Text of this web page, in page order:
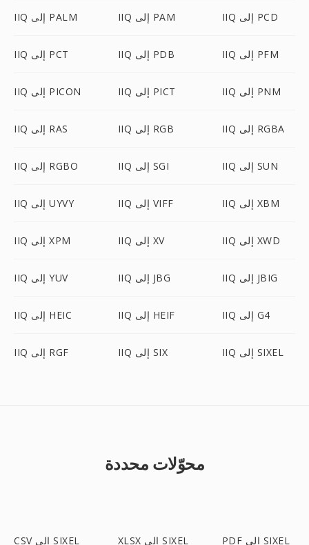
IIQ إلى PALM IIQ إلى PAM IIQ إلى PCD
IIQ إلى PCT IIQ إلى PDB IIQ إلى PFM
IIQ إلى PICON IIQ إلى PICT IIQ إلى PNM
IIQ إلى RAS IIQ إلى RGB IIQ إلى RGBA
IIQ إلى RGBO IIQ إلى SGI IIQ إلى SUN
IIQ إلى UYVY IIQ إلى VIFF IIQ إلى XBM
IIQ إلى XPM IIQ إلى XV IIQ إلى XWD
IIQ إلى YUV IIQ إلى JBG IIQ إلى JBIG
IIQ إلى HEIC IIQ إلى HEIF IIQ إلى G4
IIQ إلى RGF IIQ إلى SIX IIQ إلى SIXEL
محوّلات محددة
CSV إلى SIXEL XLSX إلى SIXEL PDF إلى SIXEL